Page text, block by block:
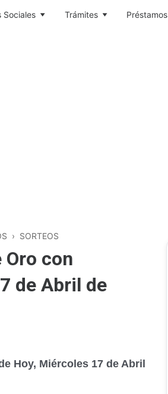
Sociales Trámites Préstamos
› SORTEOS
con
de Abril de
Hoy, Miércoles 17 de Abril